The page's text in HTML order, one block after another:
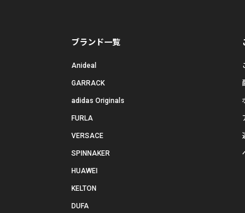
ブランド一覧
Anideal
GARRACK
adidas Originals
FURLA
VERSACE
SPINNAKER
HUAWEI
KELTON
DUFA